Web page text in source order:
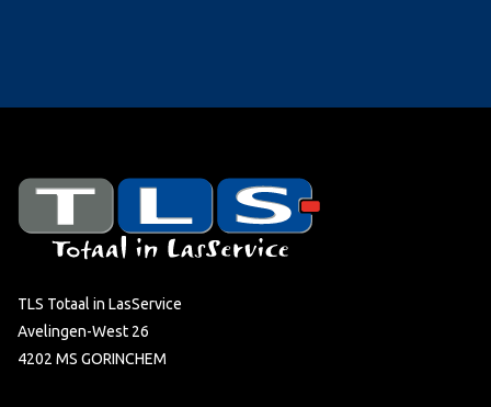
TLS Totaal in LasService
Avelingen-West 26
4202 MS GORINCHEM